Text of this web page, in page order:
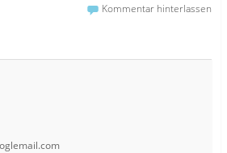
Kommentar hinterlassen